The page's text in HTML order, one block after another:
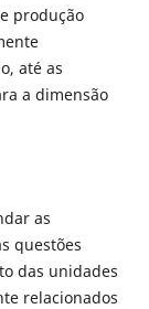
produção
até as
a dimensão
as
questões
das unidades
relacionados